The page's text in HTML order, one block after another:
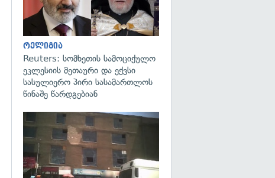
რელიგია
Reuters: სომხეთის სამოციქულო
ეკლესიის მეთაური და ექვსი
სასულიერო პირი სასამართლოს
წინაშე წარდგებიან